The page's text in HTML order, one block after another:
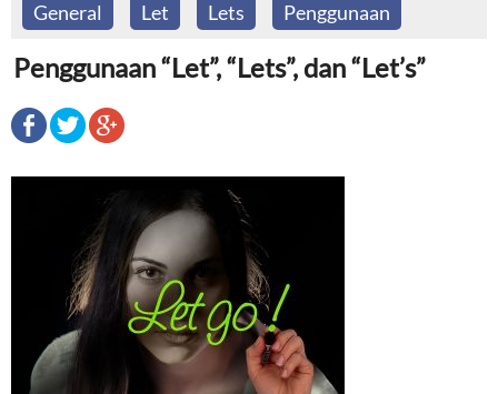
General Let Lets Penggunaan
Penggunaan “Let”, “Lets”, dan “Let’s”